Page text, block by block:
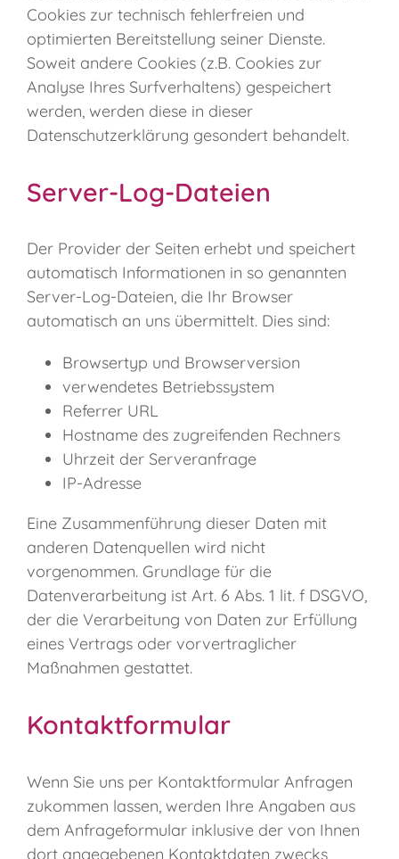
Cookies zur technisch fehlerfreien und
optimierten Bereitstellung seiner Dienste.
Soweit andere Cookies (z.B. Cookies zur
Analyse Ihres Surfverhaltens) gespeichert
werden, werden diese in dieser
Datenschutzerklärung gesondert behandelt.
Server-Log-Dateien
Der Provider der Seiten erhebt und speichert
automatisch Informationen in so genannten
Server-Log-Dateien, die Ihr Browser
automatisch an uns übermittelt. Dies sind:
Browsertyp und Browserversion
verwendetes Betriebssystem
Referrer URL
Hostname des zugreifenden Rechners
Uhrzeit der Serveranfrage
IP-Adresse
Eine Zusammenführung dieser Daten mit
anderen Datenquellen wird nicht
vorgenommen. Grundlage für die
Datenverarbeitung ist Art. 6 Abs. 1 lit. f DSGVO,
der die Verarbeitung von Daten zur Erfüllung
eines Vertrags oder vorvertraglicher
Maßnahmen gestattet.
Kontaktformular
Wenn Sie uns per Kontaktformular Anfragen
zukommen lassen, werden Ihre Angaben aus
dem Anfrageformular inklusive der von Ihnen
dort angegebenen Kontaktdaten zwecks